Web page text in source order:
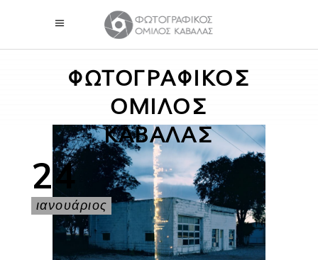
ΦΩΤΟΓΡΑΦΙΚΟΣ
ΟΜΙΛΟΣ
ΚΑΒΑΛΑΣ
24
ιανουάριος